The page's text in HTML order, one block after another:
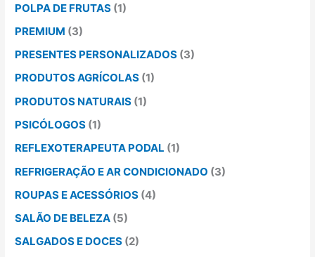
POLPA DE FRUTAS (1)
PREMIUM (3)
PRESENTES PERSONALIZADOS (3)
PRODUTOS AGRÍCOLAS (1)
PRODUTOS NATURAIS (1)
PSICÓLOGOS (1)
REFLEXOTERAPEUTA PODAL (1)
REFRIGERAÇÃO E AR CONDICIONADO (3)
ROUPAS E ACESSÓRIOS (4)
SALÃO DE BELEZA (5)
SALGADOS E DOCES (2)